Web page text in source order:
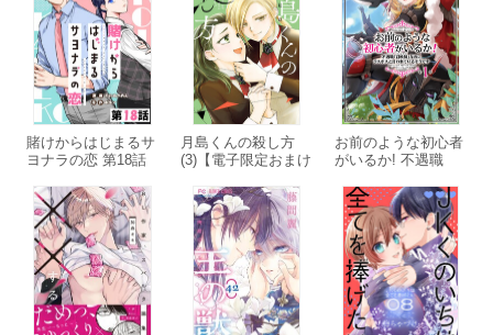
賭けからはじまるサ
ヨナラの恋 第18話
月島くんの殺し方
(3)【電子限定おまけ
お前のような初心者
がいるか! 不遇職
スボスと言われてい
るそうです 1